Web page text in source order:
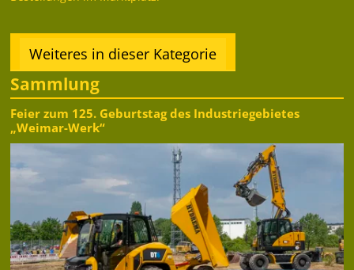
Weiteres in dieser Kategorie
Sammlung
Feier zum 125. Geburtstag des Industriegebietes
„Weimar-Werk“